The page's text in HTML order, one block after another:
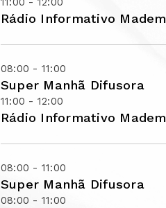
Rádio Informativo Madem
08:00 - 11:00
Super Manhã Difusora
11:00 - 12:00
Rádio Informativo Madem
08:00 - 11:00
Super Manhã Difusora
08:00 - 11:00